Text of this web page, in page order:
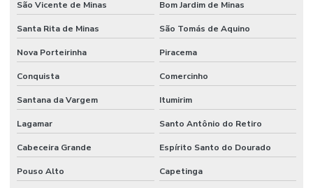
São Vicente de Minas Bom Jardim de Minas
Santa Rita de Minas São Tomás de Aquino
Nova Porteirinha Piracema
Conquista Comercinho
Santana da Vargem Itumirim
Lagamar Santo Antônio do Retiro
Cabeceira Grande Espírito Santo do Dourado
Pouso Alto Capetinga